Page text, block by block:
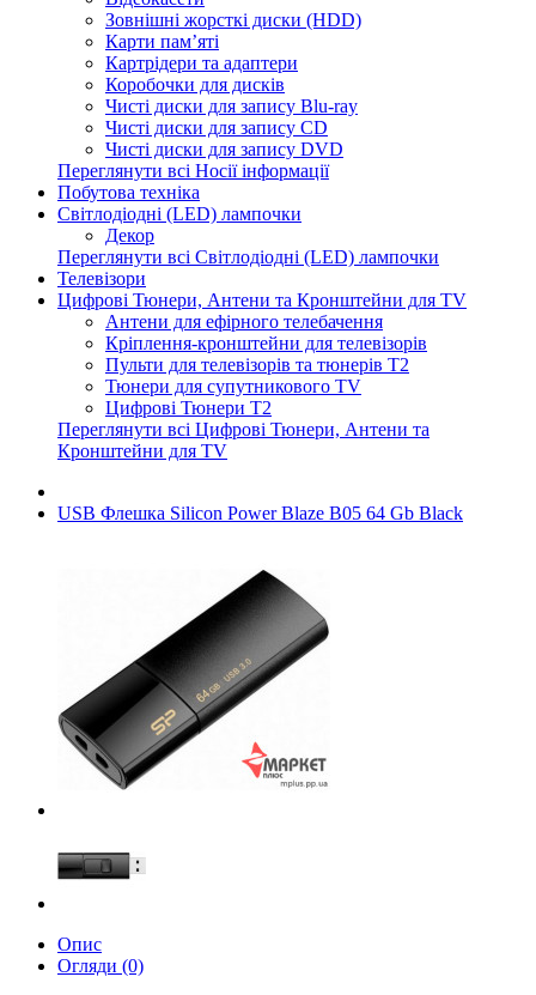
Зовнішні жорсткі диски (HDD)
Карти пам’яті
Картрідери та адаптери
Коробочки для дисків
Чисті диски для запису Blu-ray
Чисті диски для запису CD
Чисті диски для запису DVD
Переглянути всі Носії інформації
Побутова техніка
Світлодіодні (LED) лампочки
Декор
Переглянути всі Світлодіодні (LED) лампочки
Телевізори
Цифрові Тюнери, Антени та Кронштейни для TV
Антени для ефірного телебачення
Кріплення-кронштейни для телевізорів
Пульти для телевізорів та тюнерів T2
Тюнери для супутникового TV
Цифрові Тюнери T2
Переглянути всі Цифрові Тюнери, Антени та
Кронштейни для TV
USB Флешка Silicon Power Blaze B05 64 Gb Black
Опис
Огляди (0)